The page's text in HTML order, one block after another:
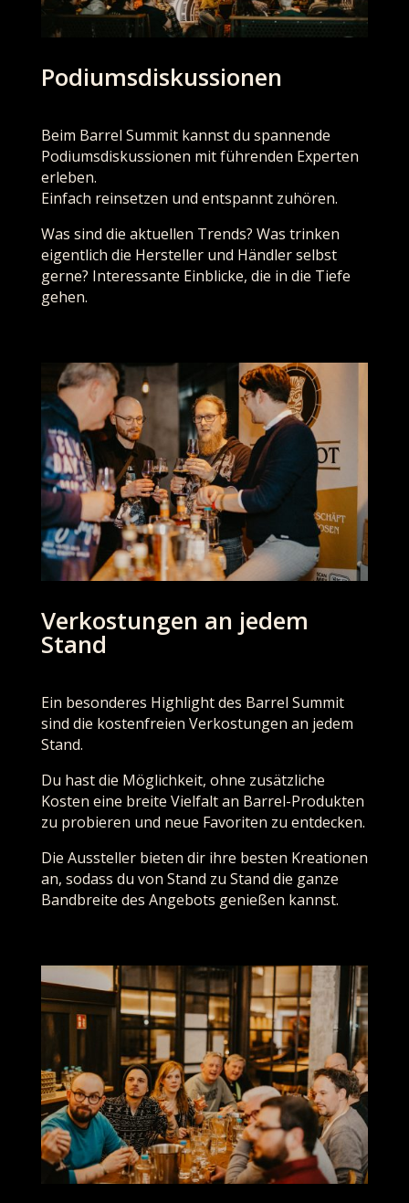
Podiumsdiskussionen
Beim Barrel Summit kannst du spannende
Podiumsdiskussionen mit führenden Experten
erleben.
Einfach reinsetzen und entspannt zuhören.
Was sind die aktuellen Trends? Was trinken
eigentlich die Hersteller und Händler selbst
gerne? Interessante Einblicke, die in die Tiefe
gehen.
Verkostungen an jedem
Stand
Ein besonderes Highlight des Barrel Summit
sind die kostenfreien Verkostungen an jedem
Stand.
Du hast die Möglichkeit, ohne zusätzliche
Kosten eine breite Vielfalt an Barrel-Produkten
zu probieren und neue Favoriten zu entdecken.
Die Aussteller bieten dir ihre besten Kreationen
an, sodass du von Stand zu Stand die ganze
Bandbreite des Angebots genießen kannst.